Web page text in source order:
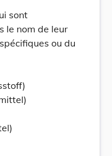
sont
le nom de leur
ou du